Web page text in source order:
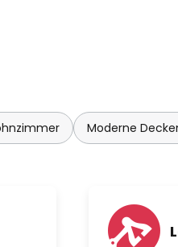
Moderne